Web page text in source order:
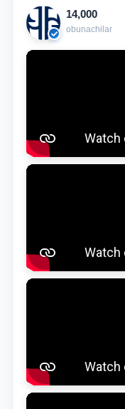
14,000
obunachilar